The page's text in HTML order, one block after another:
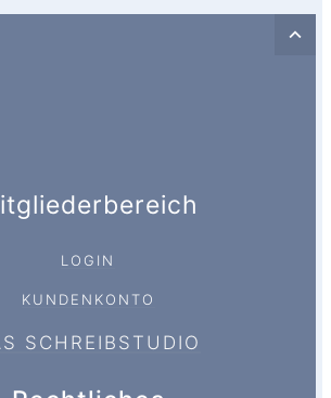
LOGIN
KUNDENKONTO
SCHREIBSTUDIO